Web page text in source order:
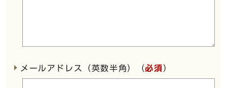
メールアドレス（英数半角）（必須）